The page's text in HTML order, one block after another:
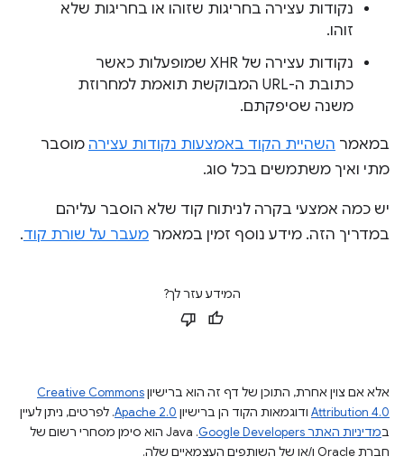
נקודות עצירה בחריגות שזוהו או בחריגות שלא
זוהו.
נקודות עצירה של XHR שמופעלות כאשר
כתובת ה-URL המבוקשת תואמת למחרוזת
משנה שסיפקתם.
במאמר השהיית הקוד באמצעות נקודות עצירה מוסבר
מתי ואיך משתמשים בכל סוג.
יש כמה אמצעי בקרה לניתוח קוד שלא הוסבר עליהם
במדריך הזה. מידע נוסף זמין במאמר מעבר על שורת קוד.
המידע עזר לך?
אלא אם צוין אחרת, התוכן של דף זה הוא ברישיוןCreative Commons
Attribution 4.0 ודוגמאות הקוד הן ברישיון Apache 2.0. לפרטים, ניתן לעיין
במדיניות האתר Google Developers‏
.‏ Java הוא סימן מסחרי רשום של
חברת Oracle ו/או של השותפים העצמאיים שלה.